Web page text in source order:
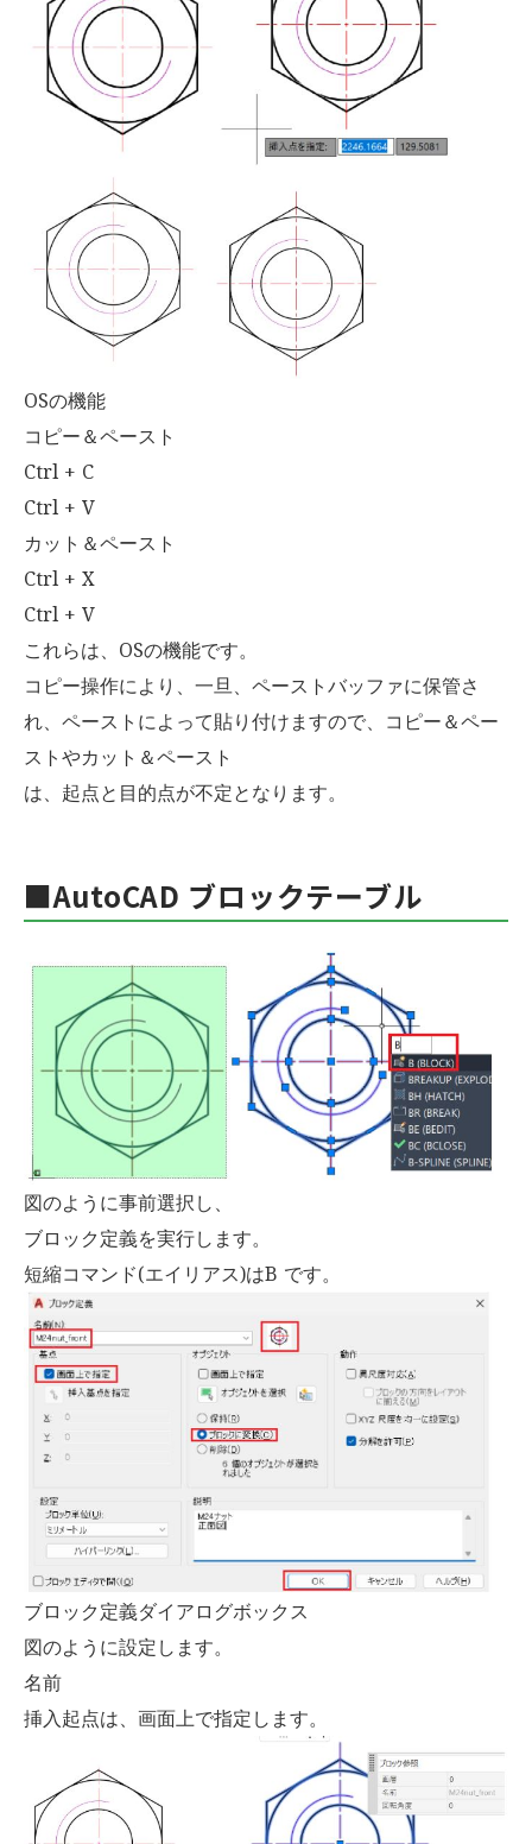
OSの機能
コピー＆ペースト
Ctrl + C
Ctrl + V
カット＆ペースト
Ctrl + X
Ctrl + V
これらは、OSの機能です。
コピー操作により、一旦、ペーストバッファに保管さ
れ、ペーストによって貼り付けますので、コピー＆ペー
ストやカット＆ペースト
は、起点と目的点が不定となります。
■AutoCAD ブロックテーブル
図のように事前選択し、
ブロック定義を実行します。
短縮コマンド(エイリアス)はB です。
ブロック定義ダイアログボックス
図のように設定します。
名前
挿入起点は、画面上で指定します。